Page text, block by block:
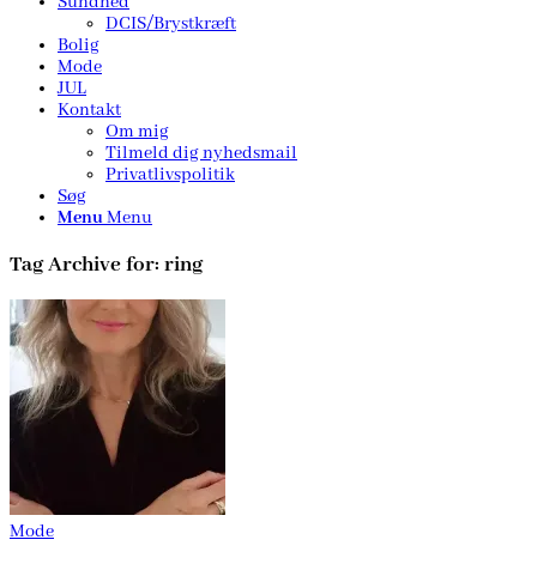
DCIS/Brystkræft
Bolig
Mode
JUL
Kontakt
Om mig
Tilmeld dig nyhedsmail
Privatlivspolitik
Søg
MenuMenu
Tag Archive for: ring
Mode